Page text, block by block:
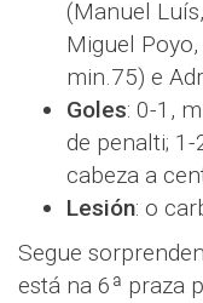
(Manuel
Miguel
min.75) e
Goles: 0-1,
de penalti; 1-
cabeza a
Lesión: o
Segue
está na 6ª praza